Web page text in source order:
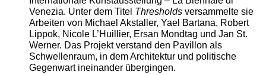
Venezia. Unter dem Titel Thresholdsversammelte sie
Arbeiten von Michael Akstaller, Yael Bartana, Robert
Lippok, Nicole L’Huillier, Ersan Mondtag und Jan St.
Werner. Das Projekt verstand den Pavillon als
Schwellenraum, in dem Architektur und politische
Gegenwart ineinander übergingen.